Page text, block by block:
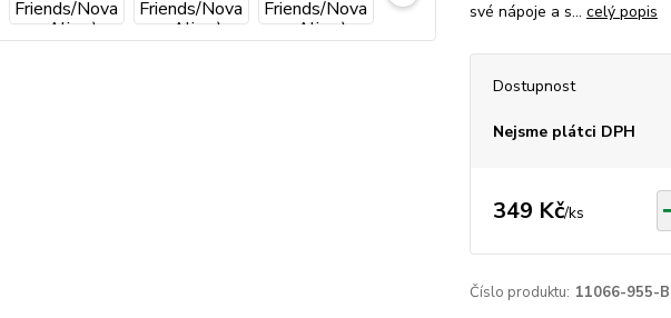
své nápoje a s... celý popis
Dostupnost
Nejsme plátci DPH
349 Kč/ks
Číslo produktu: 11066-955-B